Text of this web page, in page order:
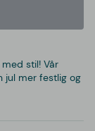
stil! Vår
jul mer festlig og